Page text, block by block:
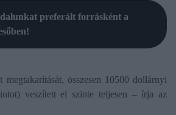
preferált forrásként a
összesen 10500 dollárnyi
veszített el szinte teljesen – írja az